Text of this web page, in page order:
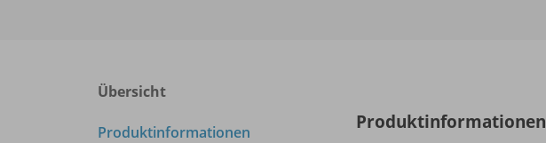
Übersicht
Produktinformationen Produktinformationen